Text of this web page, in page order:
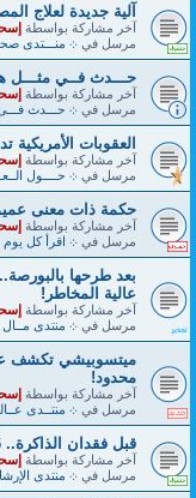
آلية جديدة لعلاج
آخر مشاركة بواسطة
مرسل في܀ منـــتدى
حـــدث فــي مثـــل هـــذا
آخر مشاركة بواسطة
مرسل في܀ حـــدث فـــى
العقوبات الأمريكية
آخر مشاركة بواسطة
مرسل في܀ حــــول
حكمة ذات معنى
آخر مشاركة بواسطة
مرسل في܀ اقرأ كل يوم
بعد طرحها
عالية المخاطر!
آخر مشاركة بواسطة
مرسل في܀ منتدى مــال
ميتسوبيشي تكشف عن
محدود!
آخر مشاركة بواسطة
مرسل في܀ منتــدى
قبل فقدان الذاكرة.. 6 علامات مبكرة تنذر بالخرف!
آخر مشاركة بواسطة
مرسل في܀ منتدى